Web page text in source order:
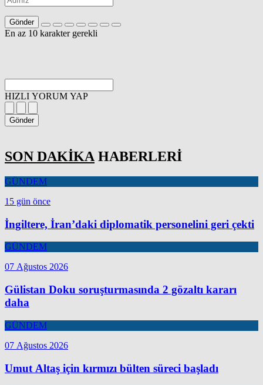
Gönder
En az 10 karakter gerekli
HIZLI YORUM YAP
Gönder
SON DAKİKA HABERLERİ
GÜNDEM
15 gün önce
İngiltere, İran’daki diplomatik personelini geri çekti
GÜNDEM
07 Ağustos 2026
Gülistan Doku soruşturmasında 2 gözaltı kararı
daha
GÜNDEM
07 Ağustos 2026
Umut Altaş için kırmızı bülten süreci başladı